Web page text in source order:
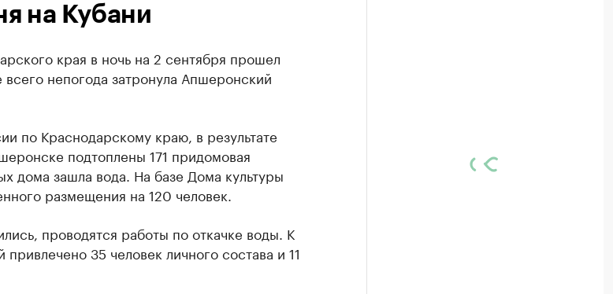
на Кубани
края в ночь на 2 сентября прошел
непогода затронула Апшеронский
по Краснодарскому краю, в результате
подтоплены 171 придомовая
дома зашла вода. На базе Дома культуры
размещения на 120 человек.
проводятся работы по откачке воды. К
привлечено 35 человек личного состава и 11